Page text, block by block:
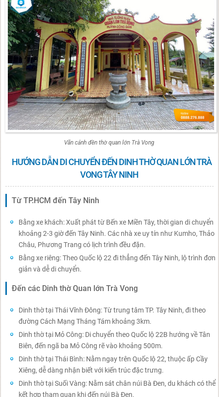
Vãn cảnh đền thờ quan lớn Trà Vong
HƯỚNG DẪN DI CHUYỂN ĐẾN DINH THỜ QUAN LỚN TRÀ
VONG TÂY NINH
Từ TP.HCM đến Tây Ninh
Bằng xe khách: Xuất phát từ Bến xe Miền Tây, thời gian di chuyển
khoảng 2-3 giờ đến Tây Ninh. Các nhà xe uy tín như Kumho, Thảo
Châu, Phương Trang có lịch trình đều đặn.
Bằng xe riêng: Theo Quốc lộ 22 đi thẳng đến Tây Ninh, lộ trình đơn
giản và dễ di chuyển.
Đến các Dinh thờ Quan lớn Trà Vong
Dinh thờ tại Thái Vĩnh Đông: Từ trung tâm TP. Tây Ninh, đi theo
đường Cách Mạng Tháng Tám khoảng 3km.
Dinh thờ tại Mỏ Công: Di chuyển theo Quốc lộ 22B hướng về Tân
Biên, đến ngã ba Mỏ Công rẽ vào khoảng 500m.
Dinh thờ tại Thái Bình: Nằm ngay trên Quốc lộ 22, thuộc ấp Cầy
Xiêng, dễ dàng nhận biết với kiến trúc đặc trưng.
Dinh thờ tại Suối Vàng: Nằm sát chân núi Bà Đen, du khách có thể
kết hợp tham quan khi đến núi Bà Đen.